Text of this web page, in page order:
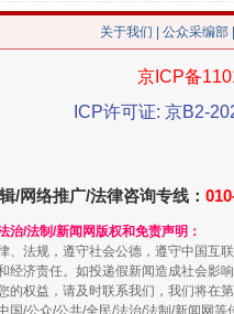
关于我们 公众采编部
京ICP备
ICP许可证: 京B2-
/网络推广/法律咨询专线：
治/法制/新闻网版权和免责声明：
、法规，遵守社会公德，遵守中国互
经济责任。如投递假新闻造成社会影
的权益，请及时联系我们，我们将在
国/公众/公共/全民/法治/法制/新闻网等